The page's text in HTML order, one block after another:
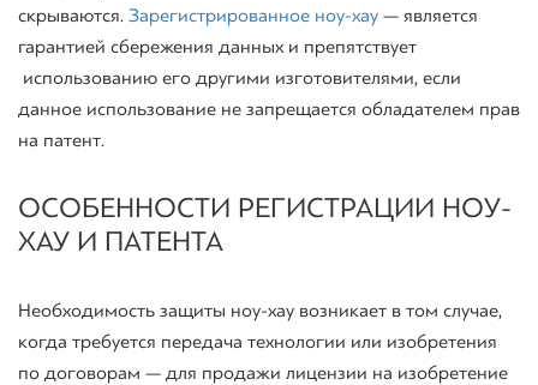
скрываются. Зарегистрированное ноу-хау — является
гарантией сбережения данных и препятствует
использованию его другими изготовителями, если
данное использование не запрещается обладателем прав
на патент.
ОСОБЕННОСТИ РЕГИСТРАЦИИ НОУ-
ХАУ И ПАТЕНТА
Необходимость защиты ноу-хау возникает в том случае,
когда требуется передача технологии или изобретения
по договорам — для продажи лицензии на изобретение